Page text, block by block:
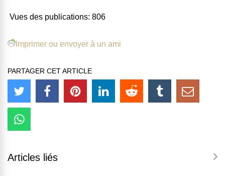
Vues des publications: 806
Imprimer ou envoyer à un ami
PARTAGER CET ARTICLE
Articles liés